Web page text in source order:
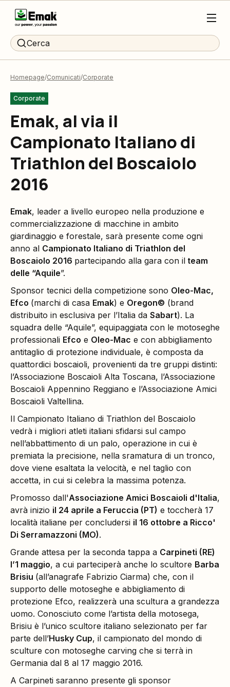
Cerca
Homepage Comunicati Corporate
Corporate
Emak, al via il
Campionato Italiano di
Triathlon del Boscaiolo
2016
Emak, leader a livello europeo nella produzione e
commercializzazione di macchine in ambito
giardinaggio e forestale, sarà presente come ogni
anno al Campionato Italiano di Triathlon del
Boscaiolo 2016 partecipando alla gara con il team
delle “Aquile”.
Sponsor tecnici della competizione sono Oleo-Mac,
Efco (marchi di casa Emak) e Oregon© (brand
distribuito in esclusiva per l’Italia da Sabart). La
squadra delle “Aquile”, equipaggiata con le motoseghe
professionali Efco e Oleo-Mac e con abbigliamento
antitaglio di protezione individuale, è composta da
quattordici boscaioli, provenienti da tre gruppi distinti:
l’Associazione Boscaioli Alta Toscana, l’Associazione
Boscaioli Appennino Reggiano e l’Associazione Amici
Boscaioli Valtellina.
Il Campionato Italiano di Triathlon del Boscaiolo
vedrà i migliori atleti italiani sfidarsi sul campo
nell’abbattimento di un palo, operazione in cui è
premiata la precisione, nella sramatura di un tronco,
dove viene esaltata la velocità, e nel taglio con
accetta, in cui si celebra la massima potenza.
Promosso dall'Associazione Amici Boscaioli d'Italia,
avrà inizio il 24 aprile a Feruccia (PT) e toccherà 17
località italiane per concludersi il 16 ottobre a Ricco'
Di Serramazzoni (MO).
Grande attesa per la seconda tappa a Carpineti (RE)
l’1 maggio, a cui parteciperà anche lo scultore Barba
Brisiu (all’anagrafe Fabrizio Ciarma) che, con il
supporto delle motoseghe e abbigliamento di
protezione Efco, realizzerà una scultura a grandezza
uomo. Conosciuto come l’artista della motosega,
Brisiu è l’unico scultore italiano selezionato per far
parte dell’Husky Cup, il campionato del mondo di
sculture con motoseghe carving che si terrà in
Germania dal 8 al 17 maggio 2016.
A Carpineti saranno presente gli sponsor